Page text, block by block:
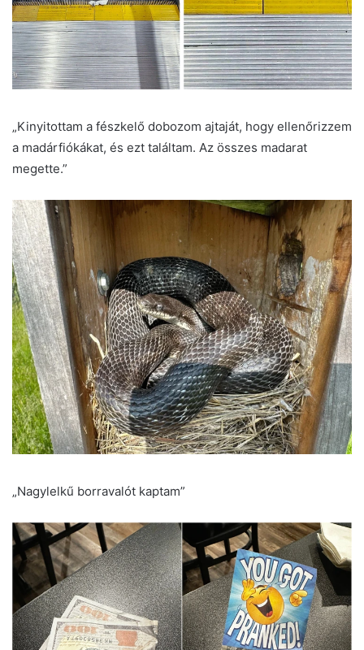
„Kinyitottam a fészkelő dobozom ajtaját, hogy ellenőrizzem
a madárfiókákat, és ezt találtam. Az összes madarat
megette.”
„Nagylelkű borravalót kaptam”